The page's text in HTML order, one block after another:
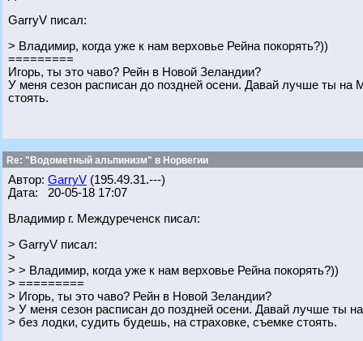
GarryV писал:
> Владимир, когда уже к нам верховье Рейна покорять?))
=========
Игорь, ты это чаво? Рейн в Новой Зеландии?
У меня сезон расписан до поздней осени. Давай лучше ты
стоять.
Re: "Водометный альпинизм" в Норвегии
Автор: GarryV (195.49.31.---)
Дата: 20-05-18 17:07
Владимир г. Междуреченск писал:
> GarryV писал:
>
> > Владимир, когда уже к нам верховье Рейна покорять?))
> =========
> Игорь, ты это чаво? Рейн в Новой Зеландии?
> У меня сезон расписан до поздней осени. Давай лучше ты
> без лодки, судить будешь, на страховке, съемке стоять.